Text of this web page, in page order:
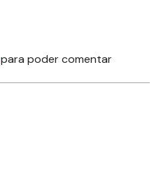
para poder comentar